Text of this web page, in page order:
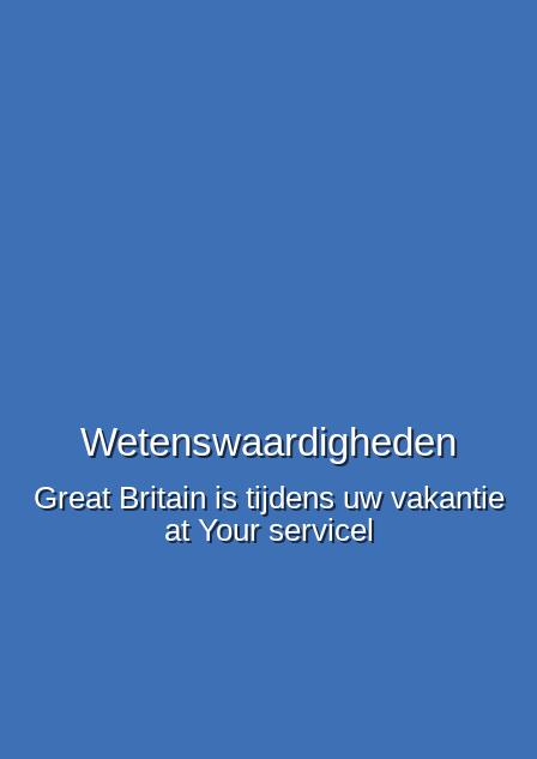
Wetenswaardigheden
Great Britain is tijdens uw vakantie
at Your servicel